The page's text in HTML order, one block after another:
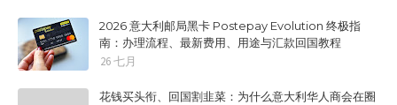
2026 意大利邮局黑卡 Postepay Evolution 终极指
南：办理流程、最新费用、用途与汇款回国教程
26 七月
花钱买头衔、回国割韭菜：为什么意大利华人商会在圈